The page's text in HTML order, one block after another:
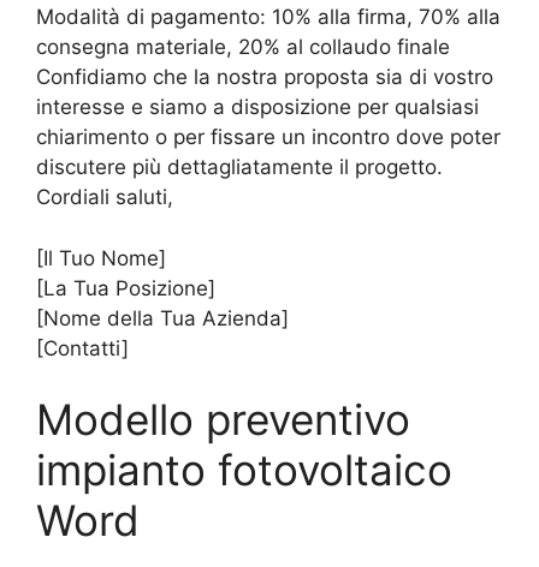
Modalità di pagamento: 10% alla firma, 70% alla
consegna materiale, 20% al collaudo finale
Confidiamo che la nostra proposta sia di vostro
interesse e siamo a disposizione per qualsiasi
chiarimento o per fissare un incontro dove poter
discutere più dettagliatamente il progetto.
Cordiali saluti,
[Il Tuo Nome]
[La Tua Posizione]
[Nome della Tua Azienda]
[Contatti]
Modello preventivo
impianto fotovoltaico
Word